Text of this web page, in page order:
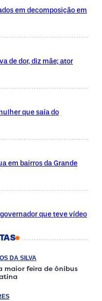
em decomposição em
de dor, diz mãe; ator
que saía do
em bairros da Grande
que teve vídeo
DA SILVA
maior feira de ônibus